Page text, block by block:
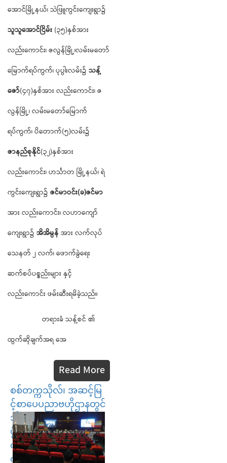
အောင်မြို့နယ်၊ သဲဖြူကွင်းကျေးရွာ၌
သူသူအောင်ငြိမ်း (၃၅)နှစ်အား
လည်းကောင်း၊ ဇလွန်မြို့၊လမ်းမတော်
မြောက်ရပ်ကွက်၊ ပုပ္ပါးလမ်း၌ သန့်
ဇော်(၄၇)နှစ်အား လည်းကောင်း၊ ဇ
လွန်မြို့၊ လမ်းမတော်မြောက်
ရပ်ကွက်၊ ပိတောက်(၅)လမ်း၌
ဇာနည်စုနိုင်(၃၂)နှစ်အား
လည်းကောင်း၊ ဟင်္သာတ မြို့နယ်၊ ရဲ
ကွင်းကျေးရွာ၌ ဇင်မာဝင်း(ခ)ဇင်မာ
အား လည်းကောင်း၊ လဟာကျော်
ကျေးရွာ၌ အိအိမွန် အား လက်လုပ်
သေနတ် ၂ လက်၊ ဖောက်ခွဲရေး
ဆက်စပ်ပစ္စည်းများ နှင့်
လည်းကောင်း ဖမ်းဆီးရမိခဲ့သည်။
တရားခံ သန့်စင် ၏
ထွက်ဆိုချက်အရ အေ
Read More
စစ်တက္ကသိုလ်၊ အဆင့်မြ
င့်စာပေပညာဗဟိုဌာနတွင်
သိပ္ပံနှင့်နည်းပညာဆိုင်ရာ
ဖွံ့ဖြိုးတိုးတက်ရေး
ကွန်ဖရင့် (၂၀၂၁)
ကျင်းပ နေပြည်...